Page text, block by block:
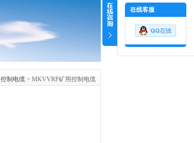
控制电缆 > MKVVRP矿用控制电缆
在线客服